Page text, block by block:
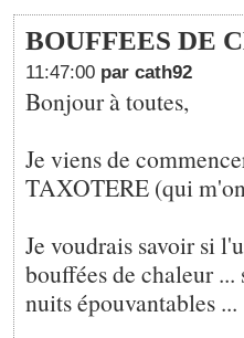
BOUFFEES DE
11:47:00 par cath92
Bonjour à toutes,
Je viens de
TAXOTERE (qui
Je voudrais savoir si
bouffées de chaleur
nuits épouvantables ...